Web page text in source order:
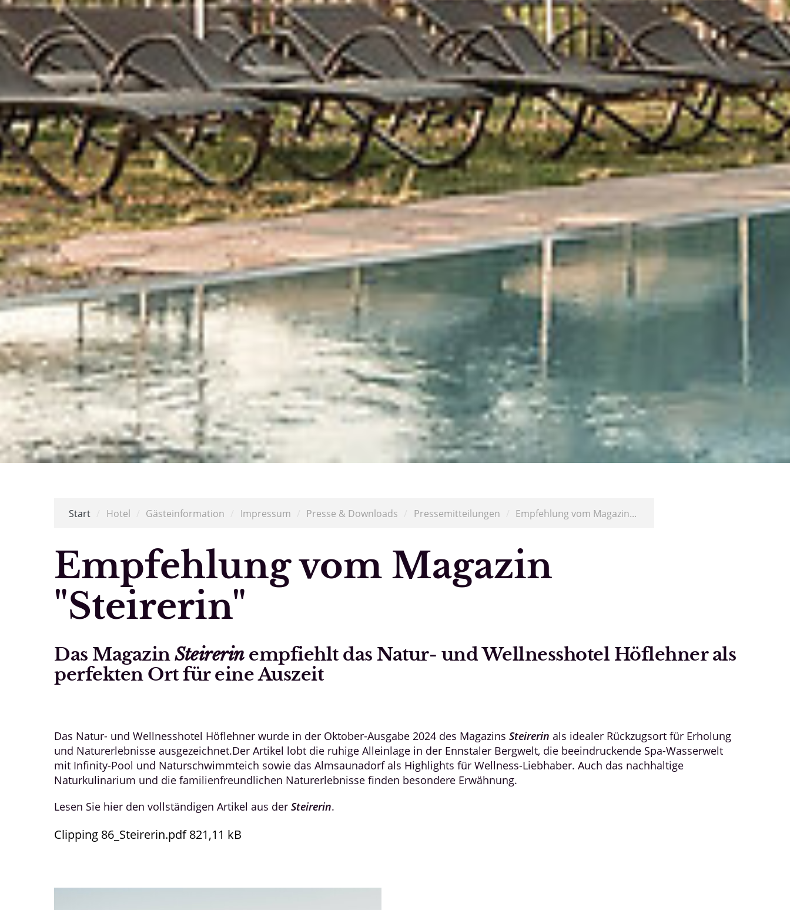
Start Hotel Gästeinformation Impressum Presse & Downloads Pressemitteilungen Empfehlung vom Magazin...
Empfehlung vom Magazin
"Steirerin"
Das MagazinSteirerinempfiehlt das Natur- und Wellnesshotel Höflehner als
perfekten Ort für eine Auszeit
Das Natur- und Wellnesshotel Höflehner wurde in der Oktober-Ausgabe 2024 des Magazins Steirerin als idealer Rückzugsort für Erholung
und Naturerlebnisse ausgezeichnet.Der Artikel lobt die ruhige Alleinlage in der Ennstaler Bergwelt, die beeindruckende Spa-Wasserwelt
mit Infinity-Pool und Naturschwimmteich sowie das Almsaunadorf als Highlights für Wellness-Liebhaber. Auch das nachhaltige
Naturkulinarium und die familienfreundlichen Naturerlebnisse finden besondere Erwähnung.
Lesen Sie hier den vollständigen Artikel aus der Steirerin.
Clipping 86_Steirerin.pdf821,11 kB